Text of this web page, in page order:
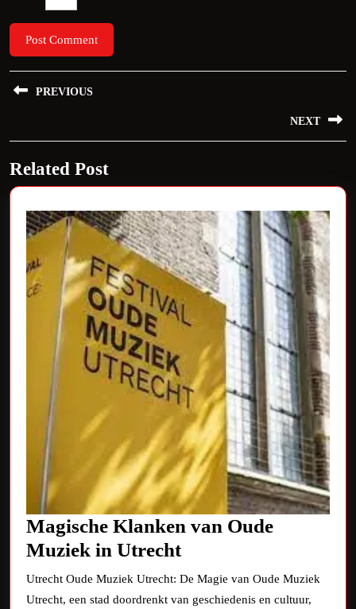
Bericht
PREVIOUS
post:
NEXT
Next
post:
Related Post
Magische Klanken van Oude
Muziek in UtrechtMagische
Klanken
van
Utrecht Oude Muziek Utrecht: De Magie van Oude Muziek
Utrecht, een stad doordrenkt van geschiedenis en cultuur,